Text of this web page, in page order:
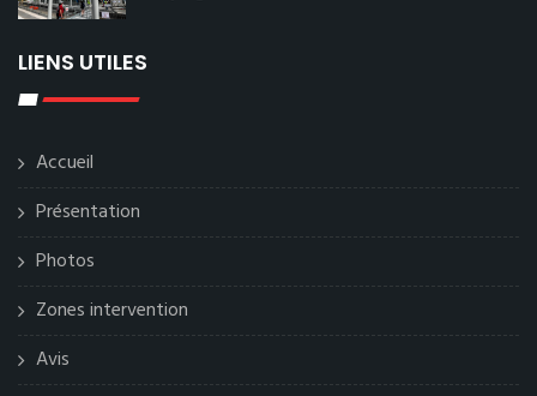
LIENS UTILES
Accueil
Présentation
Photos
Zones intervention
Avis